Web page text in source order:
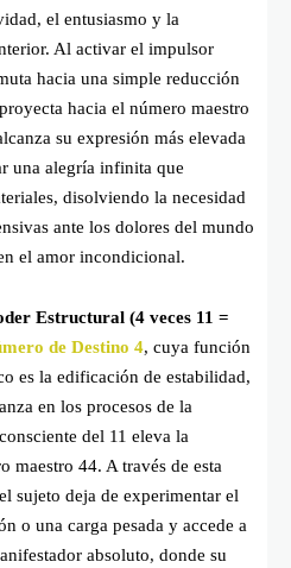
el entusiasmo y la
Al activar el impulsor
hacia una simple reducción
hacia el número maestro
su expresión más elevada
una alegría infinita que
disolviendo la necesidad
ante los dolores del mundo
el amor incondicional.
Estructural (4 veces 11 =
de Destino 4, cuya función
es la edificación de estabilidad,
en los procesos de la
del 11 eleva la
maestro 44. A través de esta
sujeto deja de experimentar el
o una carga pesada y accede a
absoluto, donde su